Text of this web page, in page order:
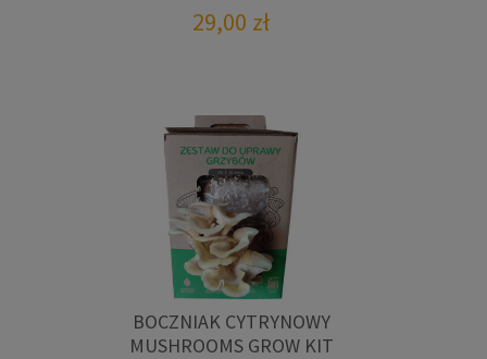
29,00 zł
BOCZNIAK CYTRYNOWY
MUSHROOMS GROW KIT